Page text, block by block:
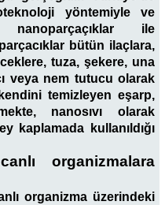
yöntemiyle ve
nanoparçaçıklar ile
bütün ilaçlara,
tuza, şekere, una
veya nem tutucu olarak
temizleyen eşarp,
nanosıvı olarak
kaplamada kullanıldığı
organizmalara
organizma üzerindeki